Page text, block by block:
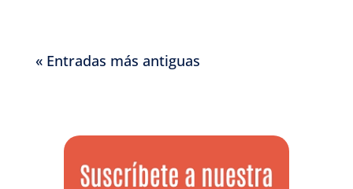
« Entradas más antiguas